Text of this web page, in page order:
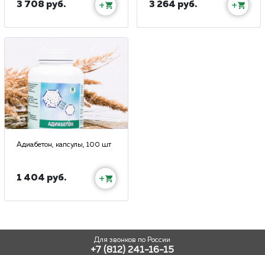
3 708 руб. + 3 264 руб. +
Адиабетон, капсулы, 100 шт
1 404 руб. +
Для звонков по России
+7 (812) 241-16-15